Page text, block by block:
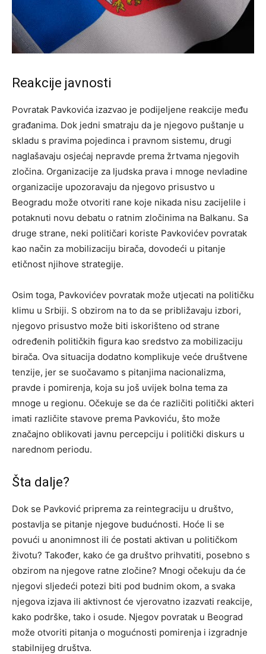
Reakcije javnosti
Povratak Pavkovića izazvao je podijeljene reakcije među
građanima. Dok jedni smatraju da je njegovo puštanje u
skladu s pravima pojedinca i pravnom sistemu, drugi
naglašavaju osjećaj nepravde prema žrtvama njegovih
zločina. Organizacije za ljudska prava i mnoge nevladine
organizacije upozoravaju da njegovo prisustvo u
Beogradu može otvoriti rane koje nikada nisu zacijelile i
potaknuti novu debatu o ratnim zločinima na Balkanu. Sa
druge strane, neki političari koriste Pavkovićev povratak
kao način za mobilizaciju birača, dovodeći u pitanje
etičnost njihove strategije.
Osim toga, Pavkovićev povratak može utjecati na političku
klimu u Srbiji. S obzirom na to da se približavaju izbori,
njegovo prisustvo može biti iskorišteno od strane
određenih političkih figura kao sredstvo za mobilizaciju
birača. Ova situacija dodatno komplikuje veće društvene
tenzije, jer se suočavamo s pitanjima nacionalizma,
pravde i pomirenja, koja su još uvijek bolna tema za
mnoge u regionu. Očekuje se da će različiti politički akteri
imati različite stavove prema Pavkoviću, što može
značajno oblikovati javnu percepciju i politički diskurs u
narednom periodu.
Šta dalje?
Dok se Pavković priprema za reintegraciju u društvo,
postavlja se pitanje njegove budućnosti. Hoće li se
povući u anonimnost ili će postati aktivan u političkom
životu? Također, kako će ga društvo prihvatiti, posebno s
obzirom na njegove ratne zločine? Mnogi očekuju da će
njegovi sljedeći potezi biti pod budnim okom, a svaka
njegova izjava ili aktivnost će vjerovatno izazvati reakcije,
kako podrške, tako i osude. Njegov povratak u Beograd
može otvoriti pitanja o mogućnosti pomirenja i izgradnje
stabilnijeg društva.